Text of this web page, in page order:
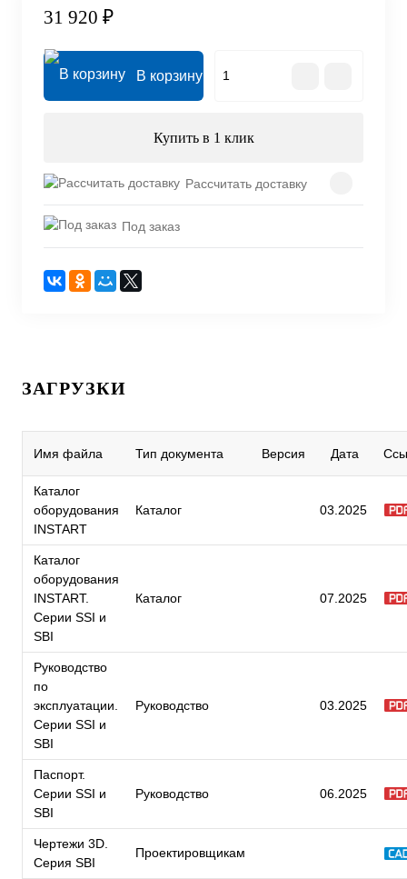
31 920 ₽
В корзину
Купить в 1 клик
Рассчитать доставку
Под заказ
ЗАГРУЗКИ
Имя файла Тип документа Версия Дата
Каталог
оборудования
INSTART
Каталог 03.2025
Каталог
оборудования
INSTART.
Серии SSI и
SBI
Каталог 07.2025
Руководство
по
эксплуатации.
Серии SSI и
SBI
Руководство 03.2025
Паспорт.
Серии SSI и
SBI
Руководство 06.2025
Чертежи 3D.
Серия SBI
Проектировщикам